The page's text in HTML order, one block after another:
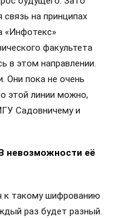
связь на принципах
«Инфотекс»
факультета
в этом направлении.
Они пока не очень
этой линии можно,
Садовничему и
невозможности её
к такому шифрованию
раз будет разный.